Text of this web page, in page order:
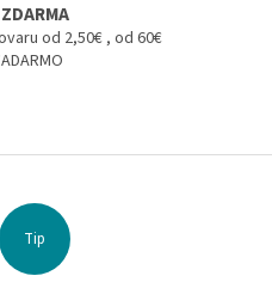
od 2,50€ , od 60€
Tip